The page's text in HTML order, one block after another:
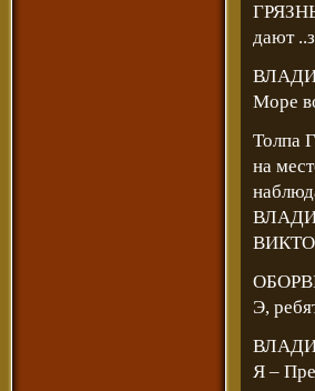
дают
Море
на
Э,
Я –